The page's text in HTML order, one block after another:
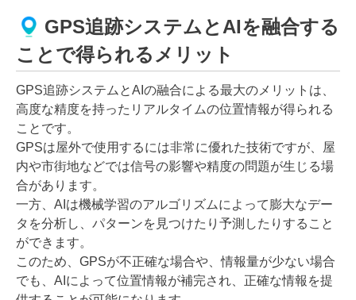
GPS追跡システムとAIを融合する
ことで得られるメリット
GPS追跡システムとAIの融合による最大のメリットは、
高度な精度を持ったリアルタイムの位置情報が得られる
ことです。
GPSは屋外で使用するには非常に優れた技術ですが、屋
内や市街地などでは信号の影響や精度の問題が生じる場
合があります。
一方、AIは機械学習のアルゴリズムによって膨大なデー
タを分析し、パターンを見つけたり予測したりすること
ができます。
このため、GPSが不正確な場合や、情報量が少ない場合
でも、AIによって位置情報が補完され、正確な情報を提